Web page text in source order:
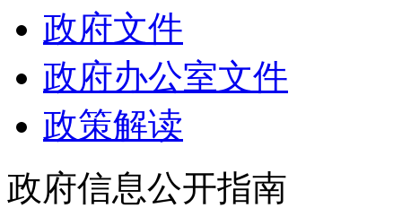
政府文件
政府办公室文件
政策解读
政府信息公开指南